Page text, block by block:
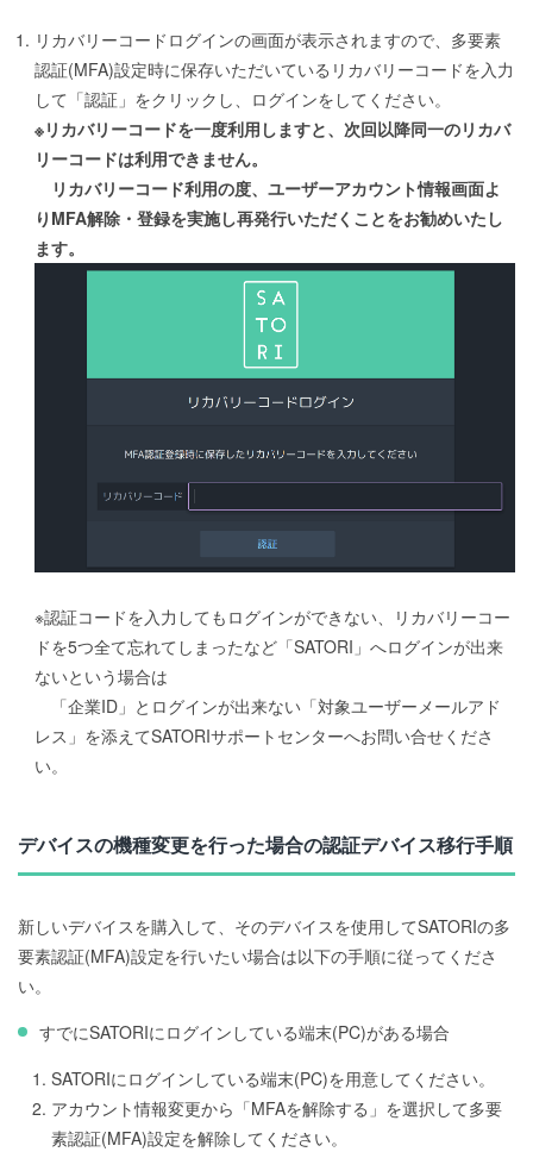
リカバリーコードログインの画面が表示されますので、多要素
認証(MFA)設定時に保存いただいているリカバリーコードを入力
して「認証」をクリックし、ログインをしてください。
※リカバリーコードを一度利用しますと、次回以降同一のリカバ
リーコードは利用できません。
リカバリーコード利用の度、ユーザーアカウント情報画面よ
りMFA解除・登録を実施し再発行いただくことをお勧めいたし
ます。
※認証コードを入力してもログインができない、リカバリーコー
ドを5つ全て忘れてしまったなど「SATORI」へログインが出来
ないという場合は
「企業ID」とログインが出来ない「対象ユーザーメールアド
レス」を添えてSATORIサポートセンターへお問い合せくださ
い。
デバイスの機種変更を行った場合の認証デバイス移行手順
新しいデバイスを購入して、そのデバイスを使用してSATORIの多
要素認証(MFA)設定を行いたい場合は以下の手順に従ってくださ
い。
すでにSATORIにログインしている端末(PC)がある場合
SATORIにログインしている端末(PC)を用意してください。
アカウント情報変更から「MFAを解除する」を選択して多要
素認証(MFA)設定を解除してください。